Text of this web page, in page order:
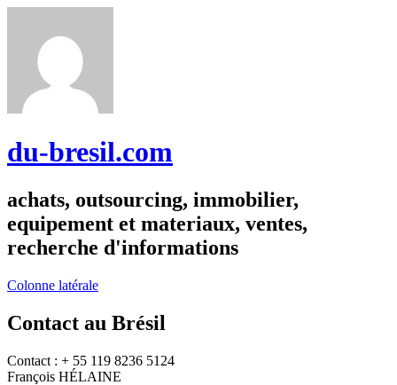
du-bresil.com
achats, outsourcing, immobilier,
equipement et materiaux, ventes,
recherche d'informations
Colonne latérale
Contact au Brésil
Contact : + 55 119 8236 5124
François HÉLAINE